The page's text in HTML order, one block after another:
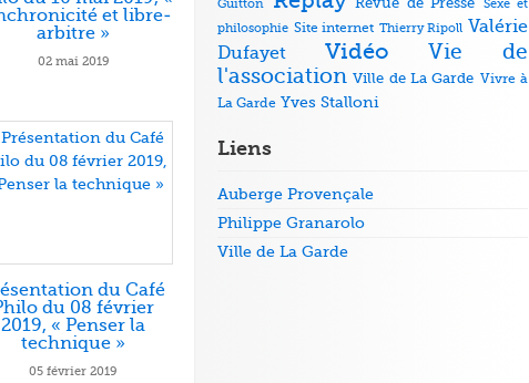
et libre-
arbitre »
02 mai 2019
du Café
du 08 février
2019, « Penser la
technique »
05 février 2019
Guitton
Sexe et
philosophie Site internet Thierry Ripoll Valérie
Dufayet
Vidéo
Vie de
l'association Ville de La Garde Vivre à
La Garde Yves Stalloni
Liens
Auberge Provençale
Philippe Granarolo
Ville de La Garde